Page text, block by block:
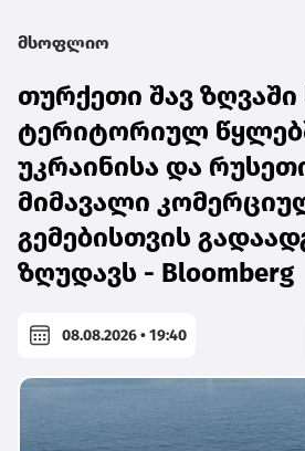
მსოფლიო
თურქეთი შავ ზღვაში
ტერიტორიულ
უკრაინისა და
მიმავალი
გემებისთვის
ზღუდავს - Bloomberg
08.08.2026 • 19:40